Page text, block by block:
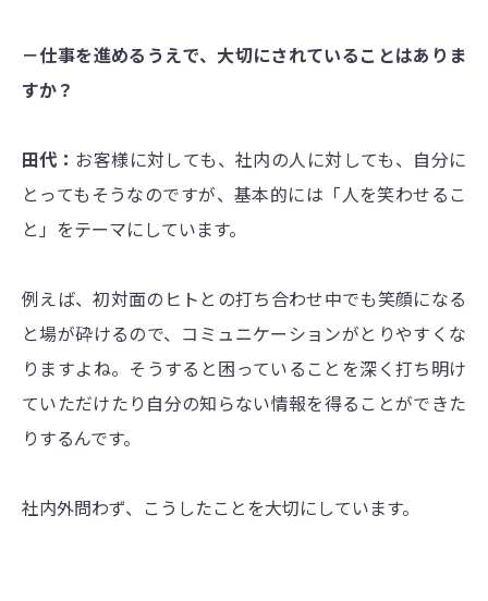
－仕事を進めるうえで、大切にされていることはありま
すか？
田代： お客様に対しても、社内の人に対しても、自分に
とってもそうなのですが、基本的には「人を笑わせるこ
と」をテーマにしています。
例えば、初対面のヒトとの打ち合わせ中でも笑顔になる
と場が砕けるので、コミュニケーションがとりやすくな
りますよね。そうすると困っていることを深く打ち明け
ていただけたり自分の知らない情報を得ることができた
りするんです。
社内外問わず、こうしたことを大切にしています。